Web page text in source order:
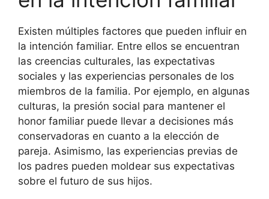
Existen múltiples factores que pueden influir en
la intención familiar. Entre ellos se encuentran
las creencias culturales, las expectativas
sociales y las experiencias personales de los
miembros de la familia. Por ejemplo, en algunas
culturas, la presión social para mantener el
honor familiar puede llevar a decisiones más
conservadoras en cuanto a la elección de
pareja. Asimismo, las experiencias previas de
los padres pueden moldear sus expectativas
sobre el futuro de sus hijos.